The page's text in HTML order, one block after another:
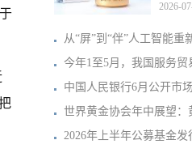
2026-
从“屏”到“伴”人工智能重
今年1至5月，我国服务
中国人民银行6月公开市
世界黄金协会年中展望
2026年上半年公募基金